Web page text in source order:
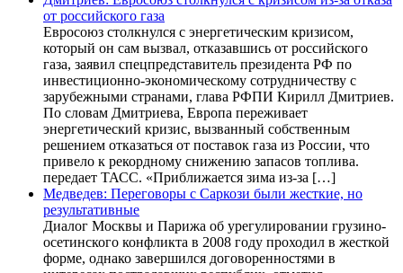
от российского газа
Евросоюз столкнулся с энергетическим кризисом,
который он сам вызвал, отказавшись от российского
газа, заявил спецпредставитель президента РФ по
инвестиционно-экономическому сотрудничеству с
зарубежными странами, глава РФПИ Кирилл Дмитриев.
По словам Дмитриева, Европа переживает
энергетический кризис, вызванный собственным
решением отказаться от поставок газа из России, что
привело к рекордному снижению запасов топлива.
передает ТАСС. «Приближается зима из-за […]
Медведев: Переговоры с Саркози были жесткие, но
результативные
Диалог Москвы и Парижа об урегулировании грузино-
осетинского конфликта в 2008 году проходил в жесткой
форме, однако завершился договоренностями в